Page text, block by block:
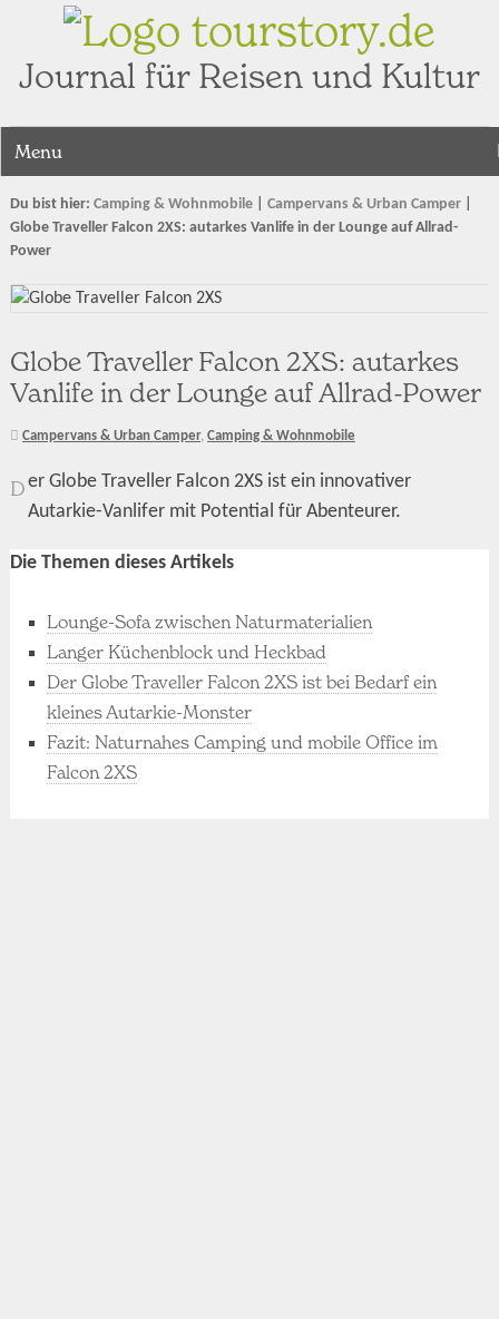
tourstory.de
Journal für Reisen und Kultur
Menu
Du bist hier: Camping & Wohnmobile| Campervans & Urban Camper|
Globe Traveller Falcon 2XS: autarkes Vanlife in der Lounge auf Allrad-
Power
Globe Traveller Falcon 2XS: autarkes
Vanlife in der Lounge auf Allrad-Power
Campervans & Urban Camper, Camping & Wohnmobile
Der Globe Traveller Falcon 2XS ist ein innovativer
Autarkie-Vanlifer mit Potential für Abenteurer.
Die Themen dieses Artikels
Lounge-Sofa zwischen Naturmaterialien
Langer Küchenblock und Heckbad
Der Globe Traveller Falcon 2XS ist bei Bedarf ein
kleines Autarkie-Monster
Fazit: Naturnahes Camping und mobile Office im
Falcon 2XS